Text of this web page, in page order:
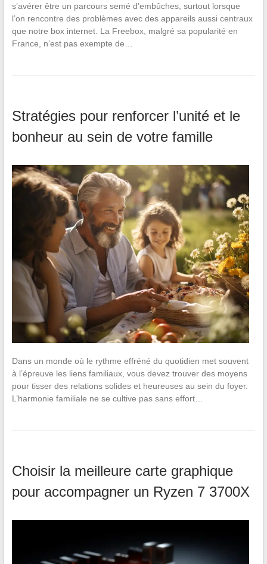
s’avérer être un parcours semé d’embûches, surtout lorsque
l’on rencontre des problèmes avec des appareils aussi centraux
que notre box internet. La Freebox, malgré sa popularité en
France, n’est pas exempte de…
Stratégies pour renforcer l’unité et le
bonheur au sein de votre famille
Dans un monde où le rythme effréné du quotidien met souvent
à l’épreuve les liens familiaux, vous devez trouver des moyens
pour tisser des relations solides et heureuses au sein du foyer.
L’harmonie familiale ne se cultive pas sans effort…
Choisir la meilleure carte graphique
pour accompagner un Ryzen 7 3700X